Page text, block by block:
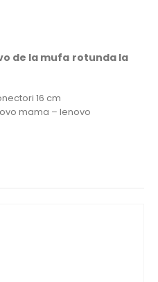
de la mufa rotunda la
16 cm
mama – lenovo